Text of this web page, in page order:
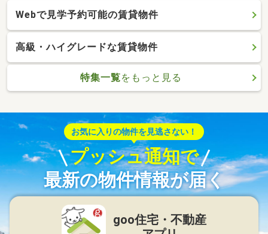
Webで見学予約可能の賃貸物件
高級・ハイグレードな賃貸物件
特集一覧をもっと見る
お気に入りの物件を見逃さない！
プッシュ通知で
最新の物件情報が届く
goo住宅・不動産